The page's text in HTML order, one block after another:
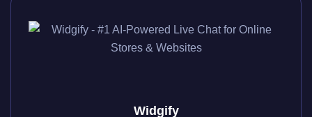
Widgify